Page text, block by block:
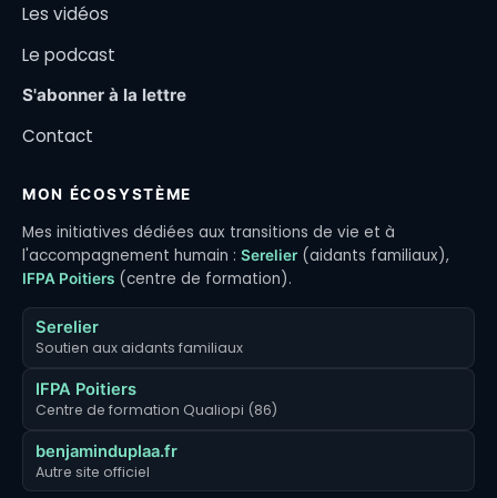
Les vidéos
Le podcast
S'abonner à la lettre
Contact
MON ÉCOSYSTÈME
Mes initiatives dédiées aux transitions de vie et à
l'accompagnement humain : Serelier (aidants familiaux),
IFPA Poitiers (centre de formation).
Serelier
Soutien aux aidants familiaux
IFPA Poitiers
Centre de formation Qualiopi (86)
benjaminduplaa.fr
Autre site officiel